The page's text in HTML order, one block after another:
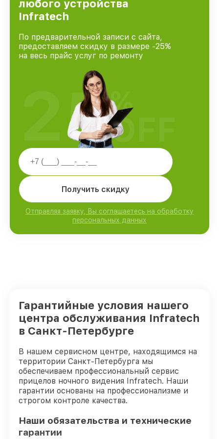
любого устройства
Infratech
По предварительной записи с сайта,
предоставляем скидку в размере -25%
на весь прайс услуг по ремонту
Получить скидку
Отправляя заявку, Вы соглашаетесь на обработку
персональных данных
25%
OFF
Гарантийные условия нашего
центра обслуживания Infratech
в Санкт-Петербурге
В нашем сервисном центре, находящимся на
территории Санкт-Петербурга мы
обеспечиваем профессиональный сервис
прицелов ночного видения Infratech. Наши
гарантии основаны на профессионализме и
строгом контроле качества.
Наши обязательства и технические
гарантии